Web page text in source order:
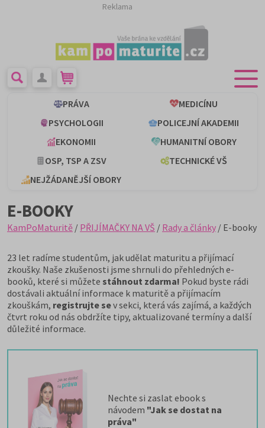
Reklama
PRÁVA
MEDICÍNU
PSYCHOLOGII
POLICEJNÍ AKADEMII
EKONOMII
HUMANITNÍ OBORY
OSP, TSP A ZSV
TECHNICKÉ VŠ
NEJŽÁDANĚJŠÍ OBORY
E-BOOKY
KamPoMaturitě / PŘIJÍMAČKY NA VŠ / Rady a články / E-booky
23 let radíme studentům, jak udělat maturitu a přijímací
zkoušky. Naše zkušenosti jsme shrnuli do přehledných e-
booků, které si můžete stáhnout zdarma! Pokud byste rádi
dostávali aktuální informace k maturitě a přijímacím
zkouškám, registrujte sev sekci, která vás zajímá, a každých
čtvrt roku od nás obdržíte tipy, aktualizované termíny a další
důležité informace.
Nechte si zaslat ebook s
návodem "Jak se dostat na
práva"